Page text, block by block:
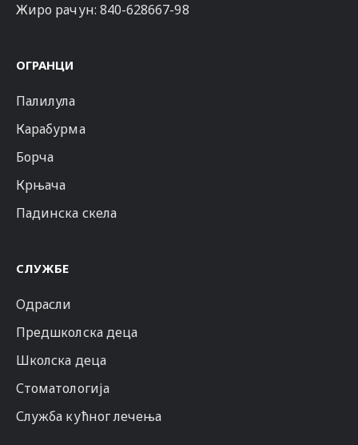
Жиро рачун: 840-628667-98
ОГРАНЦИ
Палилула
Карабурма
Борча
Крњача
Падинска скела
СЛУЖБЕ
Одрасли
Предшколска деца
Школска деца
Стоматологија
Служба кућног лечења